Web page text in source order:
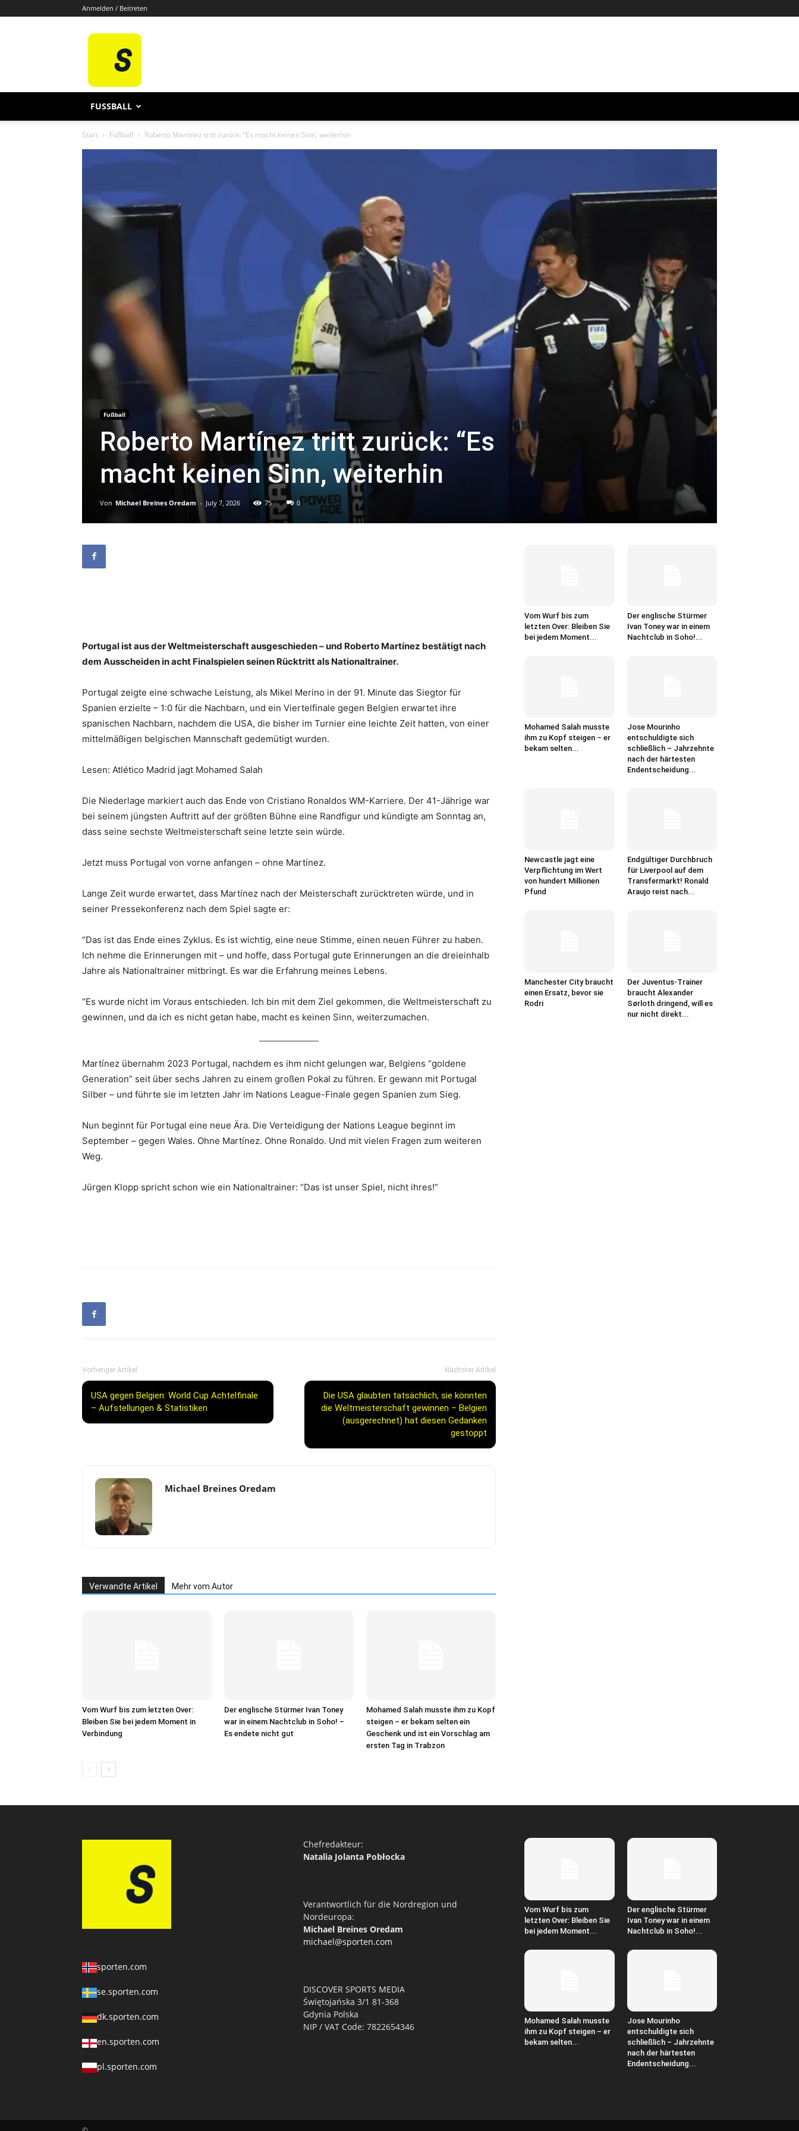
Anmelden / Beitreten
Sporten
FUSSBALL
Start Fußball Roberto Martínez tritt zurück: “Es macht keinen Sinn, weiterhin
Fußball
Roberto Martínez tritt zurück: “Es
macht keinen Sinn, weiterhin
Von Michael Breines Oredam - July 7, 2026 75 0
Portugal ist aus der Weltmeisterschaft ausgeschieden – und Roberto Martínez bestätigt nach
dem Ausscheiden in acht Finalspielen seinen Rücktritt als Nationaltrainer.
Portugal zeigte eine schwache Leistung, als Mikel Merino in der 91. Minute das Siegtor für
Spanien erzielte – 1:0 für die Nachbarn, und ein Viertelfinale gegen Belgien erwartet ihre
spanischen Nachbarn, nachdem die USA, die bisher im Turnier eine leichte Zeit hatten, von einer
mittelmäßigen belgischen Mannschaft gedemütigt wurden.
Lesen: Atlético Madrid jagt Mohamed Salah
Die Niederlage markiert auch das Ende von Cristiano Ronaldos WM-Karriere. Der 41-Jährige war
bei seinem jüngsten Auftritt auf der größten Bühne eine Randfigur und kündigte am Sonntag an,
dass seine sechste Weltmeisterschaft seine letzte sein würde.
Jetzt muss Portugal von vorne anfangen – ohne Martínez.
Lange Zeit wurde erwartet, dass Martínez nach der Meisterschaft zurücktreten würde, und in
seiner Pressekonferenz nach dem Spiel sagte er:
“Das ist das Ende eines Zyklus. Es ist wichtig, eine neue Stimme, einen neuen Führer zu haben.
Ich nehme die Erinnerungen mit – und hoffe, dass Portugal gute Erinnerungen an die dreieinhalb
Jahre als Nationaltrainer mitbringt. Es war die Erfahrung meines Lebens.
“Es wurde nicht im Voraus entschieden. Ich bin mit dem Ziel gekommen, die Weltmeisterschaft zu
gewinnen, und da ich es nicht getan habe, macht es keinen Sinn, weiterzumachen.
Martínez übernahm 2023 Portugal, nachdem es ihm nicht gelungen war, Belgiens “goldene
Generation” seit über sechs Jahren zu einem großen Pokal zu führen. Er gewann mit Portugal
Silber – und führte sie im letzten Jahr im Nations League-Finale gegen Spanien zum Sieg.
Nun beginnt für Portugal eine neue Ära. Die Verteidigung der Nations League beginnt im
September – gegen Wales. Ohne Martínez. Ohne Ronaldo. Und mit vielen Fragen zum weiteren
Weg.
Jürgen Klopp spricht schon wie ein Nationaltrainer: “Das ist unser Spiel, nicht ihres!”
Vorheriger Artikel
USA gegen Belgien: World Cup Achtelfinale
– Aufstellungen & Statistiken
Nächster Artikel
Die USA glaubten tatsächlich, sie könnten
die Weltmeisterschaft gewinnen – Belgien
(ausgerechnet) hat diesen Gedanken
gestoppt
Michael Breines Oredam
Verwandte Artikel Mehr vom Autor
Vom Wurf bis zum letzten Over:
Bleiben Sie bei jedem Moment in
Verbindung
Der englische Stürmer Ivan Toney
war in einem Nachtclub in Soho! –
Es endete nicht gut
Mohamed Salah musste ihm zu Kopf
steigen – er bekam selten ein
Geschenk und ist ein Vorschlag am
ersten Tag in Trabzon
Vom Wurf bis zum
letzten Over: Bleiben Sie
bei jedem Moment...
Der englische Stürmer
Ivan Toney war in einem
Nachtclub in Soho!...
Mohamed Salah musste
ihm zu Kopf steigen – er
bekam selten...
Jose Mourinho
entschuldigte sich
schließlich – Jahrzehnte
nach der härtesten
Endentscheidung...
Newcastle jagt eine
Verpflichtung im Wert
von hundert Millionen
Pfund
Endgültiger Durchbruch
für Liverpool auf dem
Transfermarkt! Ronald
Araujo reist nach...
Manchester City braucht
einen Ersatz, bevor sie
Rodri
Der Juventus-Trainer
braucht Alexander
Sørloth dringend, will es
nur nicht direkt...
sporten.com
se.sporten.com
dk.sporten.com
en.sporten.com
pl.sporten.com
Chefredakteur:
Natalia Jolanta Pobłocka
Verantwortlich für die Nordregion und
Nordeuropa:
Michael Breines Oredam
michael@sporten.com
DISCOVER SPORTS MEDIA
Świętojańska 3/1 81-368
Gdynia Polska
NIP / VAT Code: 7822654346
Vom Wurf bis zum
letzten Over: Bleiben Sie
bei jedem Moment...
Der englische Stürmer
Ivan Toney war in einem
Nachtclub in Soho!...
Mohamed Salah musste
ihm zu Kopf steigen – er
bekam selten...
Jose Mourinho
entschuldigte sich
schließlich – Jahrzehnte
nach der härtesten
Endentscheidung...